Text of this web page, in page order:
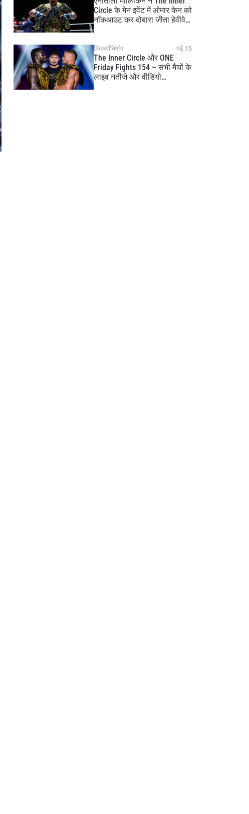
Circle के मेन इवेंट में ओमार केन को
नॉकआउट कर दोबारा जीता हेवीवेट
किकबॉक्सिंग मई 15
The Inner Circle और ONE
Friday Fights 154 – सभी मैचों के
लाइव नतीजे और वीडियो